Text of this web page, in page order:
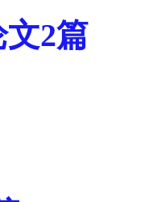
2篇